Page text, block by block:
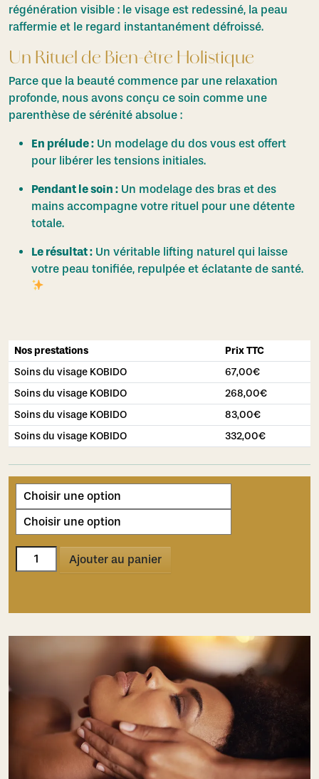
régénération visible : le visage est redessiné, la peau
raffermie et le regard instantanément défroissé.
Un Rituel de Bien-être Holistique
Parce que la beauté commence par une relaxation
profonde, nous avons conçu ce soin comme une
parenthèse de sérénité absolue :
En prélude : Un modelage du dos vous est offert
pour libérer les tensions initiales.
Pendant le soin : Un modelage des bras et des
mains accompagne votre rituel pour une détente
totale.
Le résultat : Un véritable lifting naturel qui laisse
votre peau tonifiée, repulpée et éclatante de santé.
Nos prestations
Prix TTC
Soins du visage KOBIDO
67,00€
Soins du visage KOBIDO
268,00€
Soins du visage KOBIDO
83,00€
Soins du visage KOBIDO
332,00€
quantité
de
KOBIDO
Ajouter au panier